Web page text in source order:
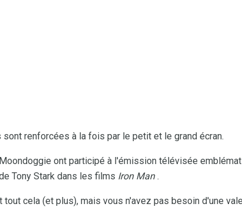
sont renforcées à la fois par le petit et le grand écran.
ont participé à l'émission télévisée
Tony Stark dans les films Iron Man.
tout cela (et plus), mais vous n'avez pas besoin d'une